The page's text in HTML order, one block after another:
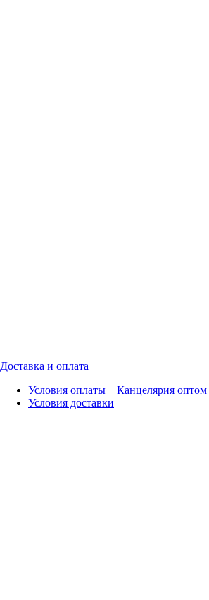
Доставка и оплата
Условия оплаты
Условия доставки
Канцелярия оптом